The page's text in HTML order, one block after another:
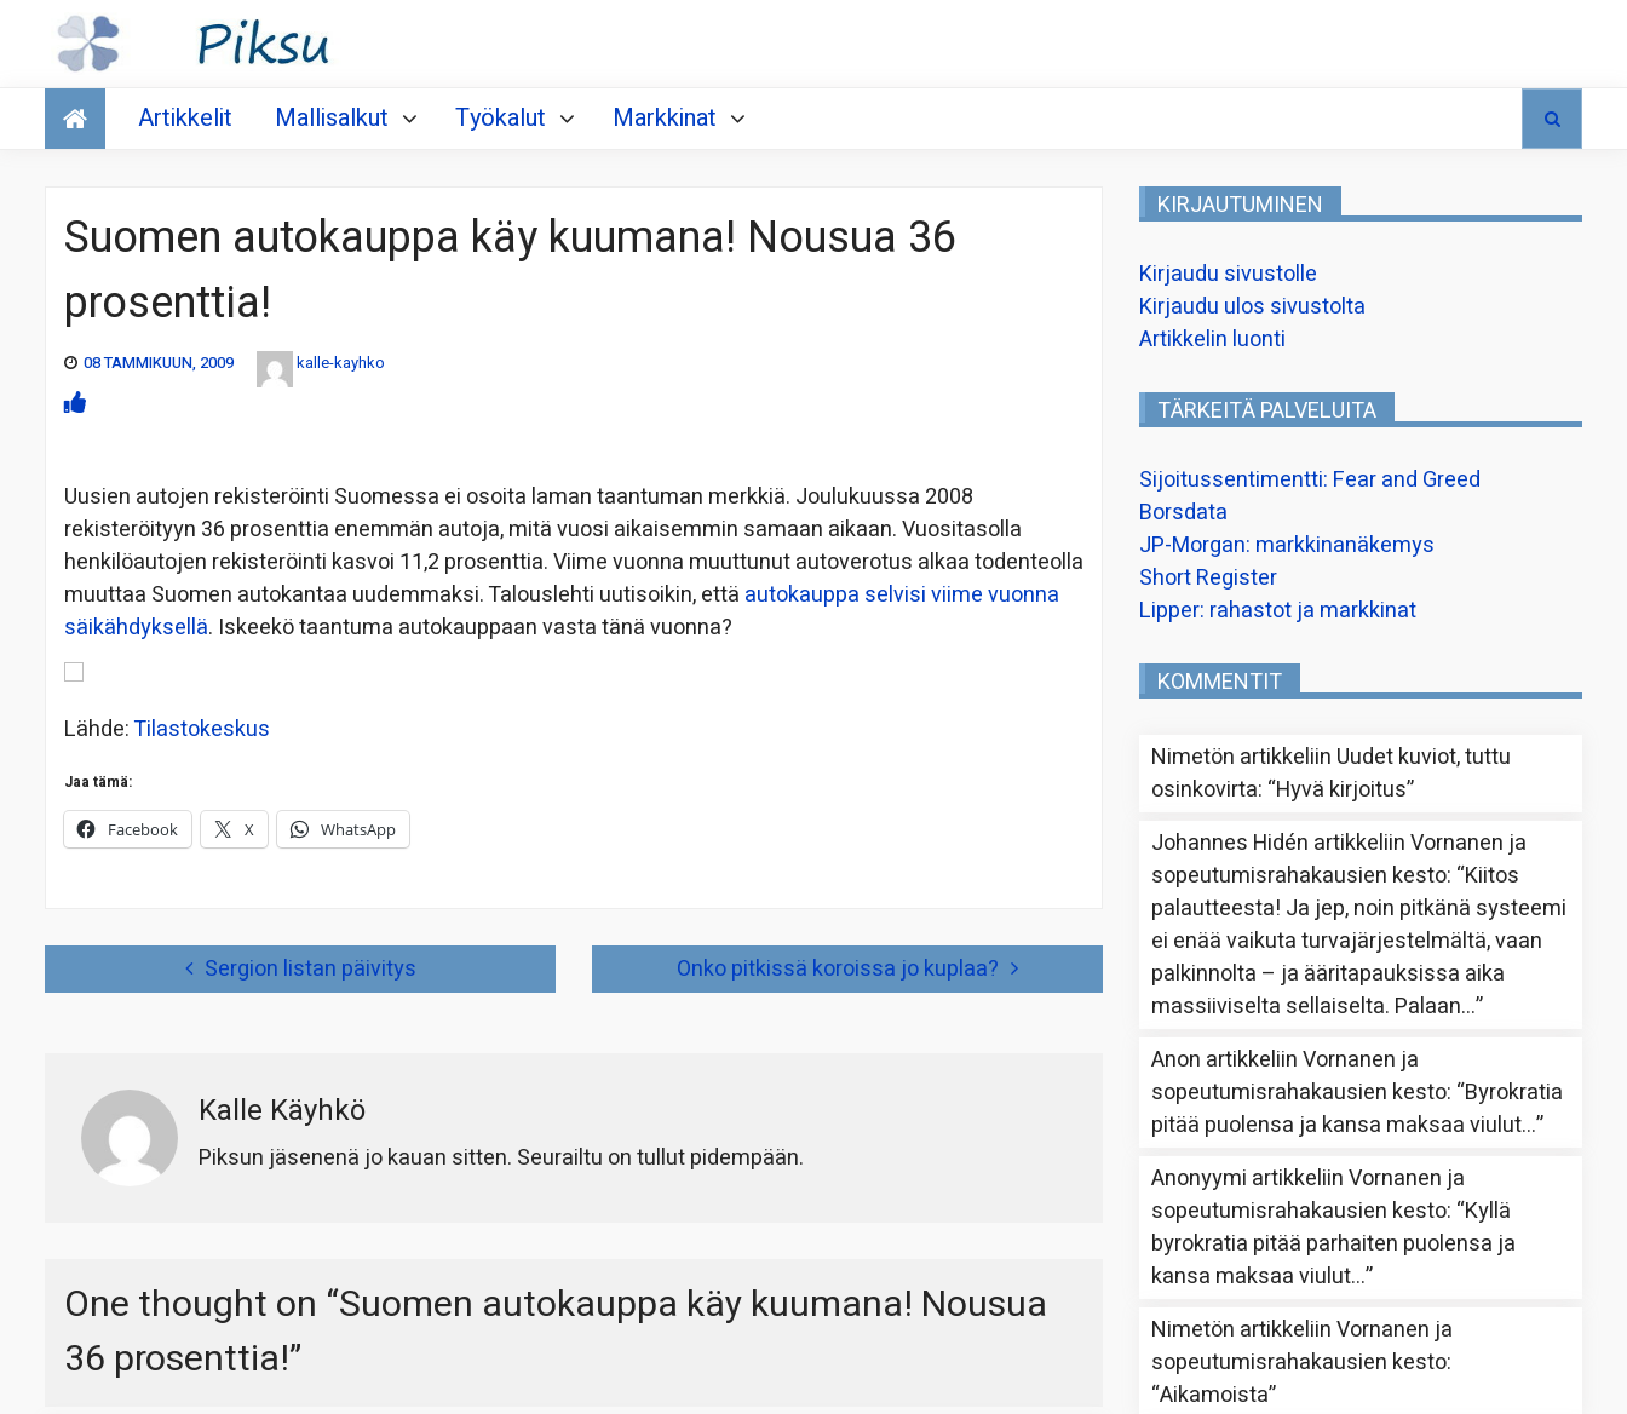
Talous
Artikkelit Mallisalkut Työkalut Markkinat
Suomen autokauppa käy kuumana! Nousua 36
prosenttia!
08 TAMMIKUUN, 2009 kalle-kayhko
Uusien autojen rekisteröinti Suomessa ei osoita laman taantuman merkkiä. Joulukuussa 2008
rekisteröityyn 36 prosenttia enemmän autoja, mitä vuosi aikaisemmin samaan aikaan. Vuositasolla
henkilöautojen rekisteröinti kasvoi 11,2 prosenttia. Viime vuonna muuttunut autoverotus alkaa todenteolla
muuttaa Suomen autokantaa uudemmaksi. Talouslehti uutisoikin, että autokauppa selvisi viime vuonna
säikähdyksellä. Iskeekö taantuma autokauppaan vasta tänä vuonna?
Lähde:Tilastokeskus
Jaa tämä:
Facebook X WhatsApp
Sergion listan päivitys Onko pitkissä koroissa jo kuplaa?
Kalle Käyhkö
Piksun jäsenenä jo kauan sitten. Seurailtu on tullut pidempään.
One thought on “Suomen autokauppa käy kuumana! Nousua
36 prosenttia!”
KIRJAUTUMINEN
Kirjaudu sivustolle
Kirjaudu ulos sivustolta
Artikkelin luonti
TÄRKEITÄ PALVELUITA
Sijoitussentimentti: Fear and Greed
Borsdata
JP-Morgan: markkinanäkemys
Short Register
Lipper: rahastot ja markkinat
KOMMENTIT
Nimetön artikkeliin Uudet kuviot, tuttu
osinkovirta: “Hyvä kirjoitus”
Johannes Hidén artikkeliinVornanen ja
sopeutumisrahakausien kesto: “Kiitos
palautteesta! Ja jep, noin pitkänä systeemi
ei enää vaikuta turvajärjestelmältä, vaan
palkinnolta – ja ääritapauksissa aika
massiiviselta sellaiselta. Palaan…”
Anon artikkeliinVornanen ja
sopeutumisrahakausien kesto: “Byrokratia
pitää puolensa ja kansa maksaa viulut…”
Anonyymi artikkeliinVornanen ja
sopeutumisrahakausien kesto: “Kyllä
byrokratia pitää parhaiten puolensa ja
kansa maksaa viulut…”
Nimetön artikkeliinVornanen ja
sopeutumisrahakausien kesto:
“Aikamoista”